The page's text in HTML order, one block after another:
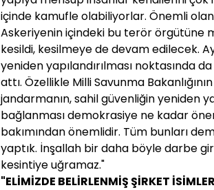
içinde kamufle olabiliyorlar. Önemli
Askeriyenin içindeki bu terör örgütüne
kesildi, kesilmeye de devam edilecek.
yeniden yapılandırılması noktasında
attı. Özellikle Milli Savunma
jandarmanın, sahil güvenliğin yeniden
bağlanması demokrasiye ne kadar
bakımından önemlidir. Tüm bunları
yaptık. İnşallah bir daha böyle darbe
kesintiye uğramaz."
"ELİMİZDE BELİRLENMİŞ ŞİRKET